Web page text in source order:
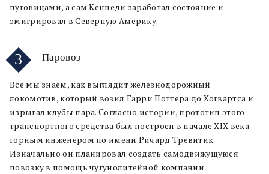
пуговицами, а сам Кеннеди заработал состояние и
эмигрировал в Северную Америку.
3 Паровоз
Все мы знаем, как выглядит железнодорожный
локомотив, который возил Гарри Поттера до Хогвартса и
изрыгал клубы пара. Согласно истории, прототип этого
транспортного средства был построен в начале XIX века
горным инженером по имени Ричард Тревитик.
Изначально он планировал создать самодвижущуюся
повозку в помощь чугунолитейной компании